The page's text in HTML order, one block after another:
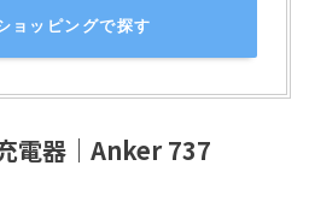
ョッピングで探す
電器｜Anker 737